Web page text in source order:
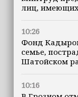
лиц, имеющих
10:26
Фонд
семье,
Шатойском
10:16